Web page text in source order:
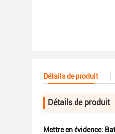
Détails de produit
Détails de produit
Mettre en évidence: